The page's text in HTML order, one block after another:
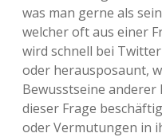
was man gerne als
welcher oft aus einer
wird schnell bei
oder herausposaunt,
Bewusstseine
dieser Frage
oder Vermutungen in